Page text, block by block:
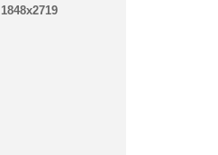
1848x2719